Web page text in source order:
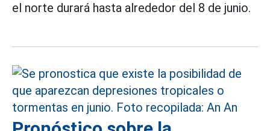
el norte durará hasta alrededor del 8 de junio.